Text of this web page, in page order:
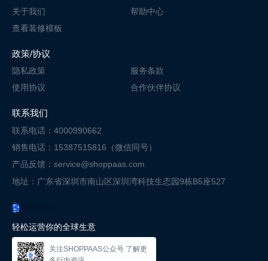
轻松运营你的全球生意
关注SHOPPAAS公众号 了解更
关于我们
帮助中心
查看装修模板
政策/协议
隐私政策
服务条款
使用协议
合作伙伴协议
联系我们
联系电话：4000990662
销售电话：15387515816（微信同号）
产品反馈：service@shoppaas.com
地址：广东省深圳市南山区深圳湾科技生态园9栋B5座527